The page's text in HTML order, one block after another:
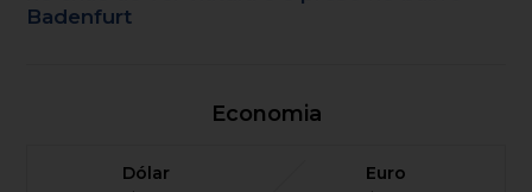
Badenfurt
Economia
Dólar
Euro